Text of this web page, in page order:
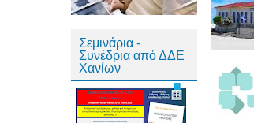
Σεμινάρια -
Συνέδρια από ΔΔΕ
Χανίων